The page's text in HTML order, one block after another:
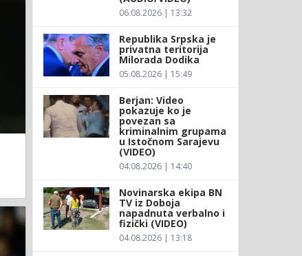
06.08.2026 | 13:32
Republika Srpska je
privatna teritorija
Milorada Dodika
05.08.2026 | 15:49
Berjan: Video
pokazuje ko je
povezan sa
kriminalnim grupama
u Istočnom Sarajevu
(VIDEO)
04.08.2026 | 14:40
Novinarska ekipa BN
TV iz Doboja
napadnuta verbalno i
fizički (VIDEO)
04.08.2026 | 13:18